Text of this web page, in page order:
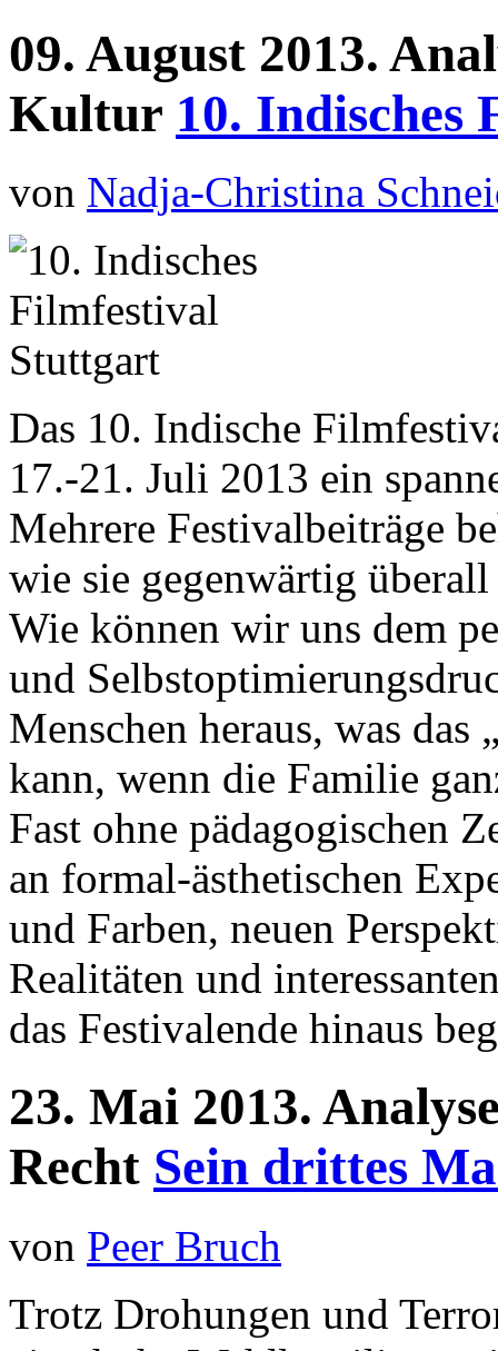
09. August 2013.
Kultur 10.
von Nadja-Christina
Das 10. Indische
17.-21. Juli 2013 ein
Mehrere Festivalbeiträge
wie sie gegenwärtig
Wie können wir uns dem
und
Menschen heraus, was
kann, wenn die Familie
Fast ohne pädagogischen
an formal-ästhetischen
und Farben, neuen
Realitäten und
das Festivalende hinaus
23. Mai 2013.
Recht Sein drittes
von Peer Bruch
Trotz Drohungen und